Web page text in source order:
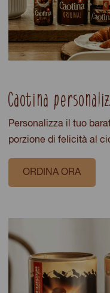
Caotina
Personalizza il tuo
porzione di felicità al
ORDINA ORA